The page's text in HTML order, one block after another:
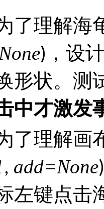
理解海
) ，设
形状。测
中才激发
理解画
, add=None)
左键点击